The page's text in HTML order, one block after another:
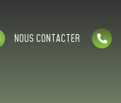
NOUS CONTACTER